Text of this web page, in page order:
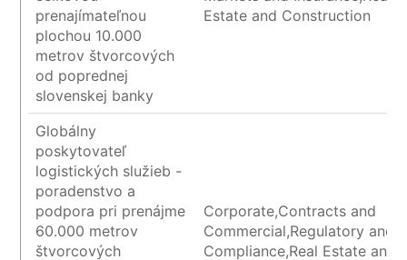
prenajímateľnou
plochou 10.000
metrov štvorcových
od poprednej
slovenskej banky
Estate and Construction
Globálny
poskytovateľ
logistických služieb -
poradenstvo a
podpora pri prenájme
60.000 metrov
štvorcových
Corporate,Contracts and
Commercial,Regulatory and
Compliance,Real Estate and